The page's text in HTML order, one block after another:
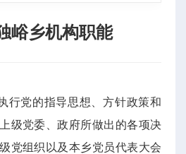
峪乡机构职能
行党的指导思想、方针政策和
级党委、政府所做出的各项决
党组织以及本乡党员代表大会